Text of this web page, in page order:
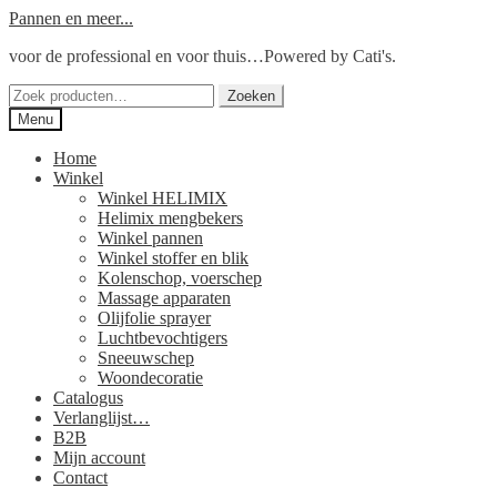
Ga
naar
Ga
de
Pannen en meer...
voor de professional en voor thuis…Powered by Cati's.
Zoeken
naar:
Zoeken
Menu
Home
Winkel
Winkel HELIMIX
Helimix mengbekers
Winkel pannen
Winkel stoffer en blik
Kolenschop, voerschep
Massage apparaten
Olijfolie sprayer
Luchtbevochtigers
Sneeuwschep
Woondecoratie
Catalogus
Verlanglijst…
B2B
Mijn account
Contact